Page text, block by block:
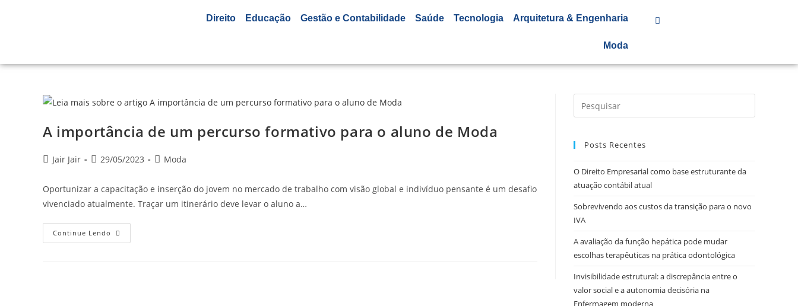
Direito Educação Gestão e Contabilidade Saúde Tecnologia Arquitetura & Engenharia
Moda
A importância de um percurso formativo para o aluno de Moda
Jair Jair 29/05/2023 Moda
Oportunizar a capacitação e inserção do jovem no mercado de trabalho com visão global e indivíduo pensante é um desafio
vivenciado atualmente. Traçar um itinerário deve levar o aluno a…
Continue Lendo
Posts Recentes
O Direito Empresarial como base estruturante da
atuação contábil atual
Sobrevivendo aos custos da transição para o novo
IVA
A avaliação da função hepática pode mudar
escolhas terapêuticas na prática odontológica
Invisibilidade estrutural: a discrepância entre o
valor social e a autonomia decisória na
Enfermagem moderna